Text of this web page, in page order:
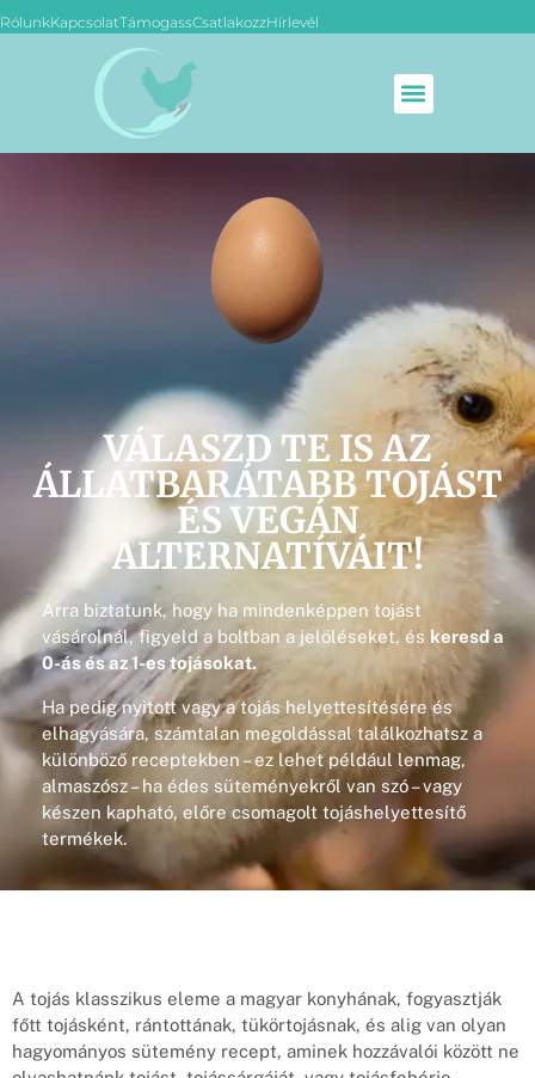
RólunkKapcsolatTámogassCsatlakozzHírlevél
VÁLASZD TE IS AZ
ÁLLATBARÁTABB TOJÁST
ÉS VEGÁN
ALTERNATÍVÁIT!
Arra biztatunk, hogy ha mindenképpen tojást
vásárolnál, figyeld a boltban a jelöléseket, és keresd a
0-ás és az 1-es tojásokat.
Ha pedig nyitott vagy a tojás helyettesítésére és
elhagyására, számtalan megoldással találkozhatsz a
különböző receptekben – ez lehet például lenmag,
almaszósz – ha édes süteményekről van szó – vagy
készen kapható, előre csomagolt tojáshelyettesítő
termékek.
A tojás klasszikus eleme a magyar konyhának, fogyasztják
főtt tojásként, rántottának, tükörtojásnak, és alig van olyan
hagyományos sütemény recept, aminek hozzávalói között ne